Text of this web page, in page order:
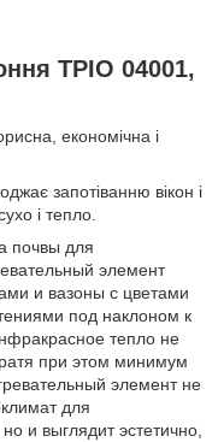
ТРІО 04001,
економічна і
запотіванню вікон і
і тепло.
почвы для
элемент
и вазоны с цветами
под наклоном к
тепло не
при этом минимум
элемент не
для
и выглядит эстетично,